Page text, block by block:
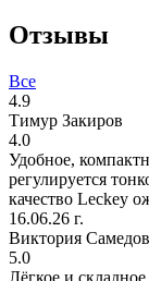
Отзывы
Все
4.9
Тимур Закиров
4.0
Удобное,
регулируется
качество Leckey
16.06.26 г.
Виктория
5.0
Лёгкое и